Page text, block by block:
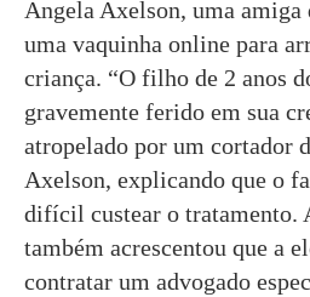
Angela Axelson, uma
uma vaquinha online para
criança. “O filho de 2 anos
gravemente ferido em sua
atropelado por um cortador
Axelson, explicando que o
difícil custear o tratamento.
também acrescentou que a
contratar um advogado